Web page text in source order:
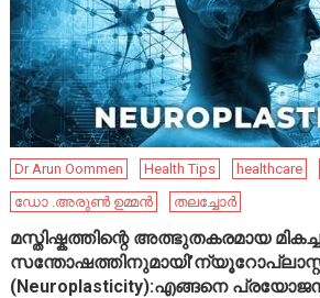
Dr Arun Oommen Health Tips healthcare
ഡോ .അരുൺ ഉമ്മൻ
തലച്ചോർ
മസ്തിഷ്കത്തിന്റെ അത്ഭുതകരമായ
(Neuroplasticity):എങ്ങനെ